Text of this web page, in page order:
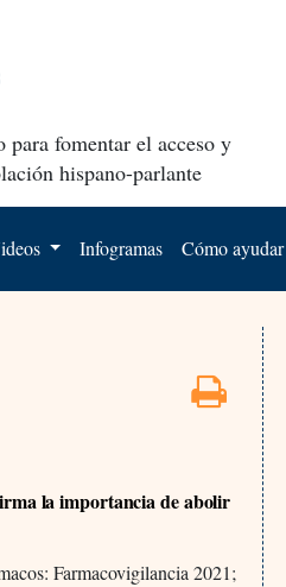
fomentar el acceso y
hispano-parlante
Infogramas Cómo ayudar
la importancia de abolir
Farmacovigilancia 2021;